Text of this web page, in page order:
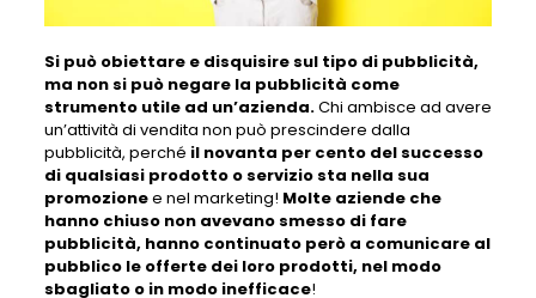
Si può obiettare e disquisire sul tipo di pubblicità,
ma non si può negare la pubblicità come
strumento utile ad un’azienda.Chi ambisce ad avere
un’attività di vendita non può prescindere dalla
pubblicità, perché il novanta per cento del successo
di qualsiasi prodotto o servizio sta nella sua
promozionee nel marketing! Molte aziende che
hanno chiuso non avevano smesso di fare
pubblicità, hanno continuato però a comunicare al
pubblico le offerte dei loro prodotti, nel modo
sbagliato o in modo inefficace!